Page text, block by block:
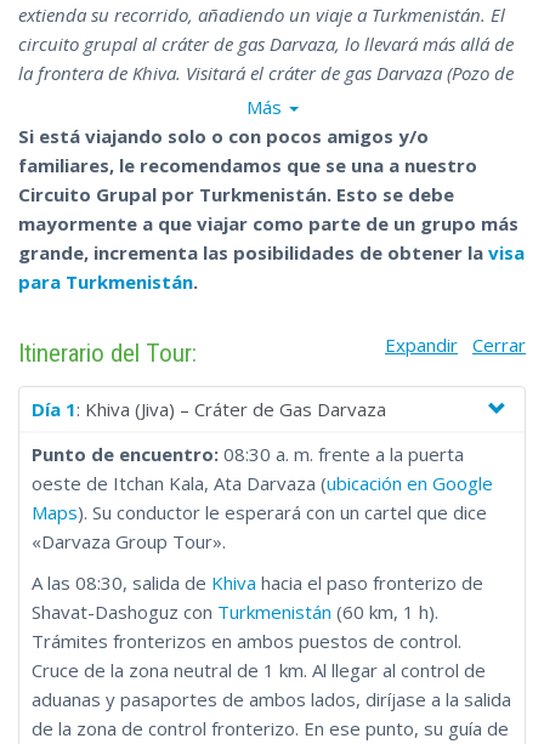
extienda su recorrido, añadiendo un viaje a Turkmenistán. El
circuito grupal al cráter de gas Darvaza, lo llevará más allá de
la frontera de Khiva. Visitará el cráter de gas Darvaza (Pozo de
Darvaza), un cráter de gas natural que arde en el desierto
Karakum. Comparta una noche en el desierto y disfrute de una
comida cocinada en el fuego con nuevos amigos, mientras
viaja con gente de todo el mundo que comparte sus
preferencias de viaje.
Más
Si está viajando solo o con pocos amigos y/o
familiares, le recomendamos que se una a nuestro
Circuito Grupal por Turkmenistán. Esto se debe
mayormente a que viajar como parte de un grupo más
grande, incrementa las posibilidades de obtener la visa
para Turkmenistán.
Itinerario del Tour: Expandir Cerrar
Día 1: Khiva (Jiva) – Cráter de Gas Darvaza
Punto de encuentro: 08:30 a. m. frente a la puerta
oeste de Itchan Kala, Ata Darvaza (ubicación en Google
Maps). Su conductor le esperará con un cartel que dice
«Darvaza Group Tour».
A las 08:30, salida de Khiva hacia el paso fronterizo de
Shavat-Dashoguz con Turkmenistán (60 km, 1 h).
Trámites fronterizos en ambos puestos de control.
Cruce de la zona neutral de 1 km. Al llegar al control de
aduanas y pasaportes de ambos lados, diríjase a la salida
de la zona de control fronterizo. En ese punto, su guía de